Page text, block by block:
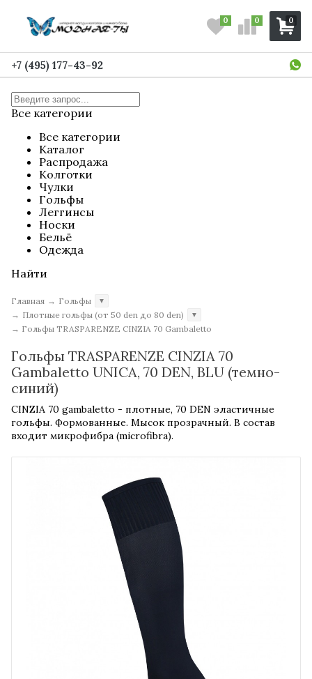
0
0 0
+7 (495) 177-43-92
Все категории
Все категории
Каталог
Распродажа
Колготки
Чулки
Гольфы
Леггинсы
Носки
Бельё
Одежда
Найти
Главная → Гольфы ▼
→ Плотные гольфы (от 50 den до 80 den) ▼
→ Гольфы TRASPARENZE CINZIA 70 Gambaletto
Гольфы TRASPARENZE CINZIA 70
Gambaletto UNICA, 70 DEN, BLU (темно-
синий)
CINZIA 70 gambaletto - плотные, 70 DEN эластичные
гольфы. Формованные. Мысок прозрачный. В состав
входит микрофибра (microfibra).